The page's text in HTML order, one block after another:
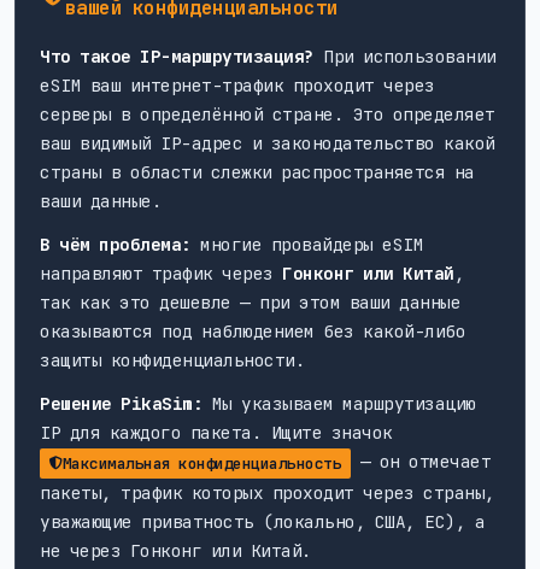
вашей конфиденциальности
Что такое IP-маршрутизация? При использовании
eSIM ваш интернет-трафик проходит через
серверы в определённой стране. Это определяет
ваш видимый IP-адрес и законодательство какой
страны в области слежки распространяется на
ваши данные.
В чём проблема: многие провайдеры eSIM
направляют трафик через Гонконг или Китай ,
так как это дешевле — при этом ваши данные
оказываются под наблюдением без какой-либо
защиты конфиденциальности.
Решение PikaSim: Мы указываем маршрутизацию
IP для каждого пакета. Ищите значок
Максимальная конфиденциальность
— он отмечает
пакеты, трафик которых проходит через страны,
уважающие приватность (локально, США, ЕС), а
не через Гонконг или Китай.